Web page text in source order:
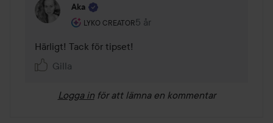
Aka
LYKO CREATOR
Användarens roll: Lyko Creator.
5 år
Kommentaren lades 5 år
Härligt! Tack för tipset!
Gilla
Logga in för att lämna en kommentar